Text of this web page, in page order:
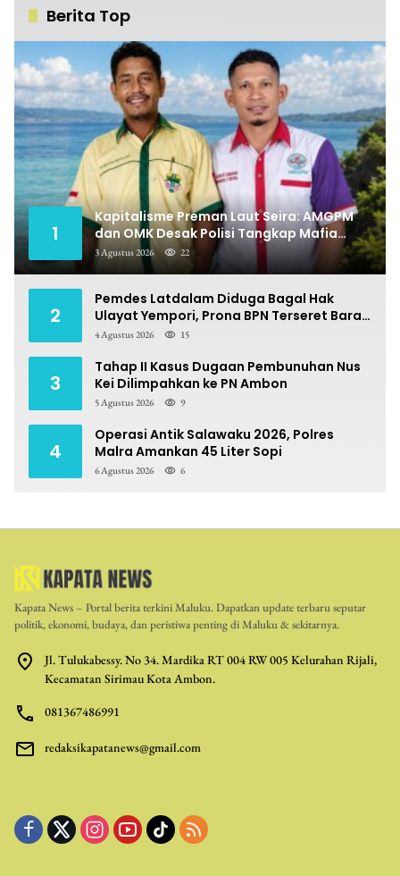
Berita Top
1
Kapitalisme Preman Laut Seira: AMGPM
dan OMK Desak Polisi Tangkap Mafia
Pungli
3 Agustus 2026 22
2
Pemdes Latdalam Diduga Bagal Hak
Ulayat Yempori, Prona BPN Terseret Bara
Sengketa
4 Agustus 2026 15
3
Tahap II Kasus Dugaan Pembunuhan Nus
Kei Dilimpahkan ke PN Ambon
5 Agustus 2026 9
4
Operasi Antik Salawaku 2026, Polres
Malra Amankan 45 Liter Sopi
6 Agustus 2026 6
Kapata News – Portal berita terkini Maluku. Dapatkan update terbaru seputar
politik, ekonomi, budaya, dan peristiwa penting di Maluku & sekitarnya.
Jl. Tulukabessy. No 34. Mardika RT 004 RW 005 Kelurahan Rijali,
Kecamatan Sirimau Kota Ambon.
081367486991
redaksikapatanews@gmail.com